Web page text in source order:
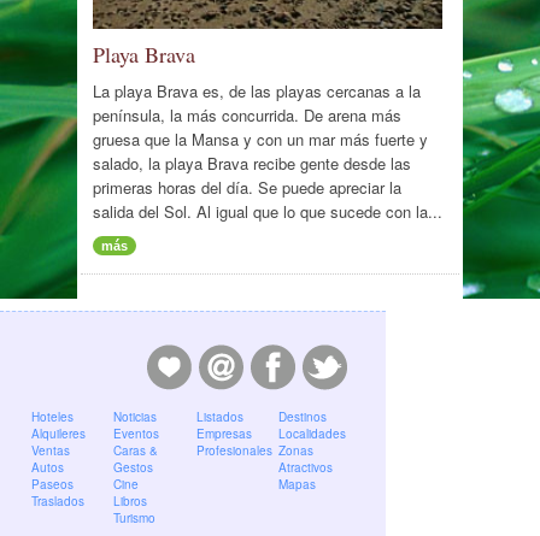
Playa Brava
La playa Brava es, de las playas cercanas a la
península, la más concurrida. De arena más
gruesa que la Mansa y con un mar más fuerte y
salado, la playa Brava recibe gente desde las
primeras horas del día. Se puede apreciar la
salida del Sol. Al igual que lo que sucede con la...
más
Hoteles
Alquileres
Ventas
Autos
Paseos
Traslados
Noticias
Eventos
Caras &
Gestos
Cine
Libros
Turismo
Listados
Empresas
Profesionales
Destinos
Localidades
Zonas
Atractivos
Mapas